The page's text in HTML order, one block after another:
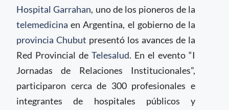
Hospital Garrahan, uno de los pioneros de la
telemedicina en Argentina, el gobierno de la
provincia Chubut presentó los avances de la
Red Provincial de Telesalud. En el evento “I
Jornadas de Relaciones Institucionales”,
participaron cerca de 300 profesionales e
integrantes de hospitales públicos y